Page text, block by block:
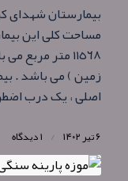
زمین ) می باشد .
اصلی ، یک درب
۶ تیر ۱۴۰۲ / ۱ دیدگاه